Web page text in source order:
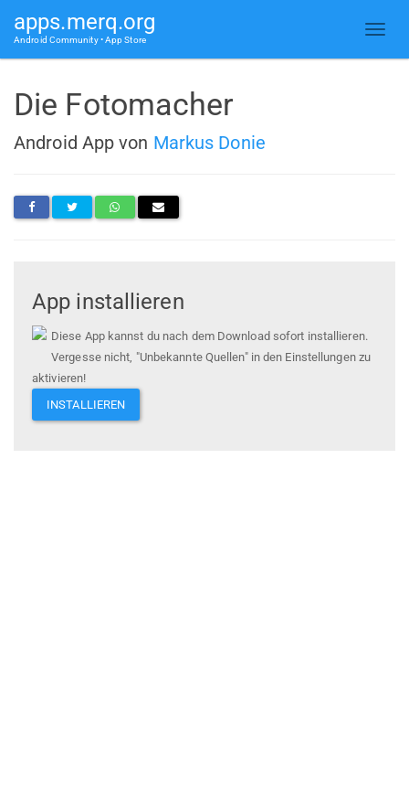
apps.merq.org
Android Community • App Store
Die Fotomacher
Android App von Markus Donie
App installieren
Diese App kannst du nach dem Download sofort installieren.
Vergesse nicht, "Unbekannte Quellen" in den Einstellungen zu
aktivieren!
INSTALLIEREN